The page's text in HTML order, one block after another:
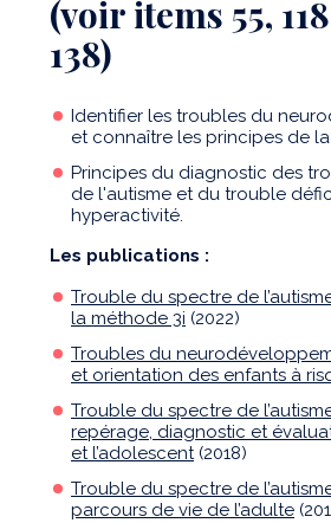
(voir items 55,
138)
Identifier les troubles du
et connaître les principes de
Principes du diagnostic des
de l'autisme et du trouble
hyperactivité.
Les publications :
Trouble du spectre de
la méthode 3i (2022)
Troubles du
et orientation des enfants à
Trouble du spectre de
repérage, diagnostic et
et l’adolescent(2018)
Trouble du spectre de
parcours de vie de l’adulte